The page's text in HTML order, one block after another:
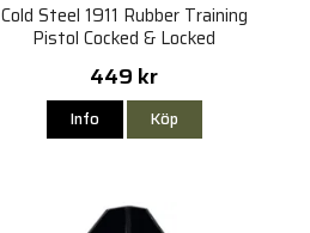
Cold Steel 1911 Rubber Training
Pistol Cocked & Locked
449 kr
Info Köp